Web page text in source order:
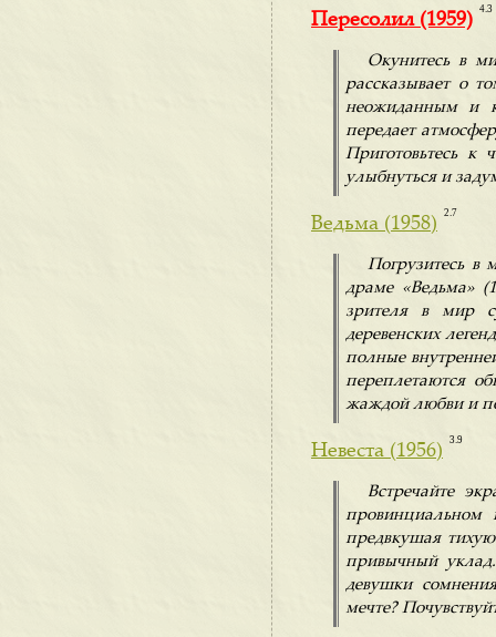
Пересолил (1959)
4.3
Окунитесь в
рассказывает о
неожиданным и
передает
Приготовьтесь к
улыбнуться и
Ведьма (1958)
2.7
Погрузитесь в
драме «Ведьма»
зрителя в мир
деревенских
полные
переплетаются
жаждой любви и
Невеста (1956)
3.9
Встречайте
провинциальном
предвкушая
привычный
девушки
мечте?